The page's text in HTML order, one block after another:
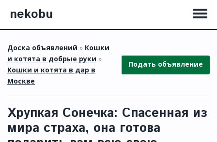
nekobu
Доска объявлений » Кошки
и котята в добрые руки »
Кошки и котята в дар в
Москве
Подать объявление
Хрупкая Сонечка: Спасенная из
мира страха, она готова